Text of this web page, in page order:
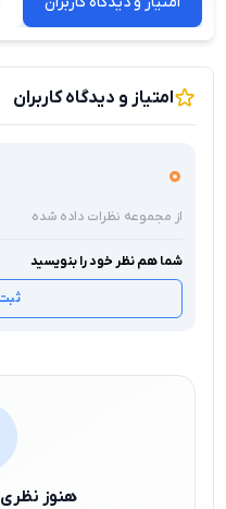
امتیاز و دیدگاه کاربران
0
از مجموعه نظرات داده شده
شما هم نظر خود را بنویسید
هنوز